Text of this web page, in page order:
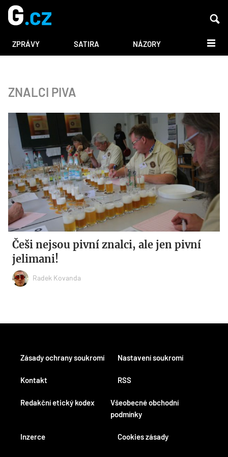
ZPRÁVY SATIRA NÁZORY DALŠÍ
ZNALCI PIVA
Češi nejsou pivní znalci, ale jen pivní
jelimani!
Radek Kovanda
Kontakt
Redakční etický kodex
Inzerce
RSS
Všeobecné obchodní
podmínky
Cookies zásady
Zásady ochrany soukromí Nastavení soukromí